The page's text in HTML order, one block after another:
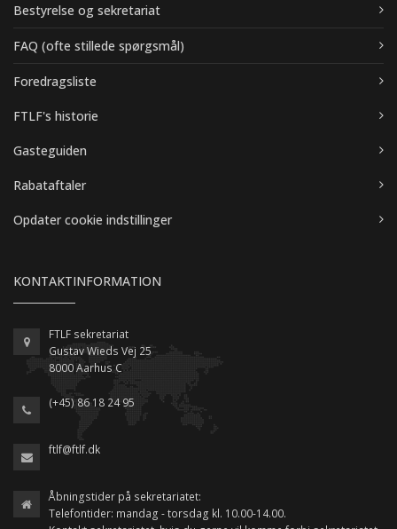
Bestyrelse og sekretariat
FAQ (ofte stillede spørgsmål)
Foredragsliste
FTLF's historie
Gasteguiden
Rabataftaler
Opdater cookie indstillinger
KONTAKTINFORMATION
FTLF sekretariat
Gustav Wieds Vej 25
8000 Aarhus C
(+45) 86 18 24 95
ftlf@ftlf.dk
Åbningstider på sekretariatet:
Telefontider: mandag - torsdag kl. 10.00-14.00.